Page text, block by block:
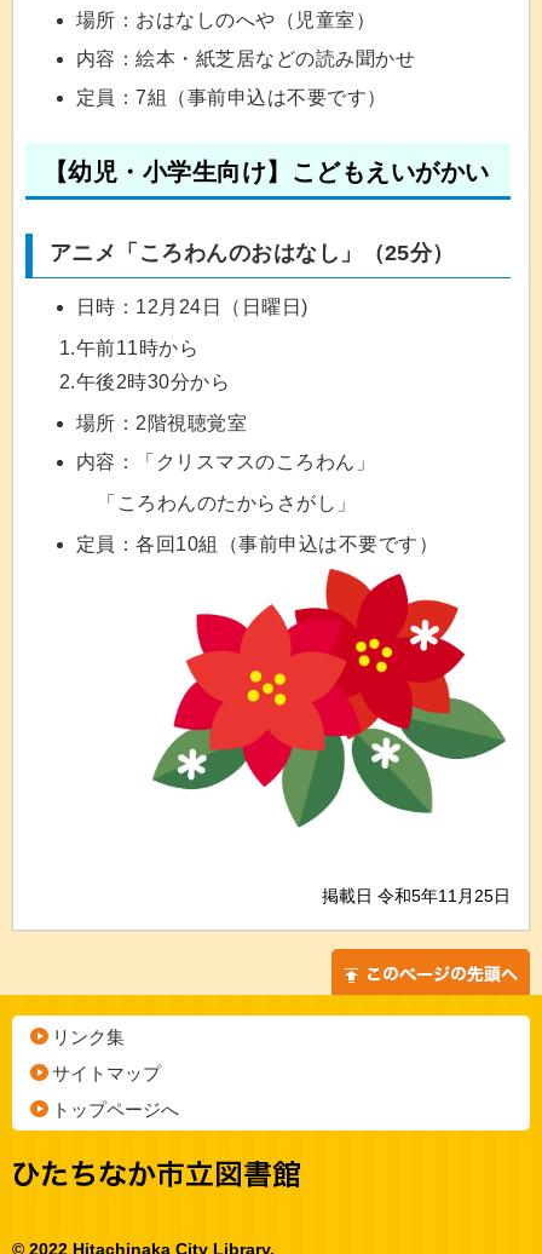
場所：おはなしのへや（児童室）
内容：絵本・紙芝居などの読み聞かせ
定員：7組（事前申込は不要です）
【幼児・小学生向け】こどもえいがかい
アニメ「ころわんのおはなし」（25分）
日時：12月24日（日曜日)
1.午前11時から
2.午後2時30分から
場所：2階視聴覚室
内容：「クリスマスのころわん」
「ころわんのたからさがし」
定員：各回10組（事前申込は不要です）
掲載日 令和5年11月25日
リンク集
サイトマップ
トップページへ
© 2022 Hitachinaka City Library.